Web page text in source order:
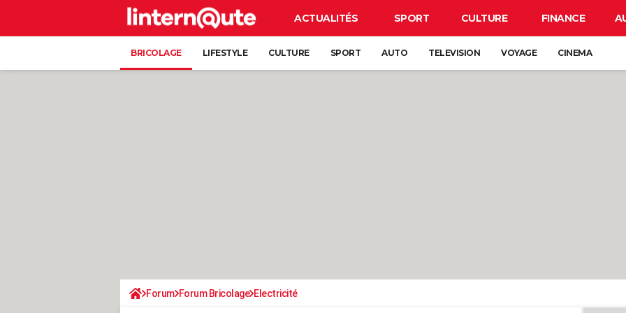
ACTUALITÉS SPORT CULTURE FINANCE
BRICOLAGE LIFESTYLE CULTURE SPORT AUTO TELEVISION VOYAGE CINEMA
Forum Forum Bricolage Electricité